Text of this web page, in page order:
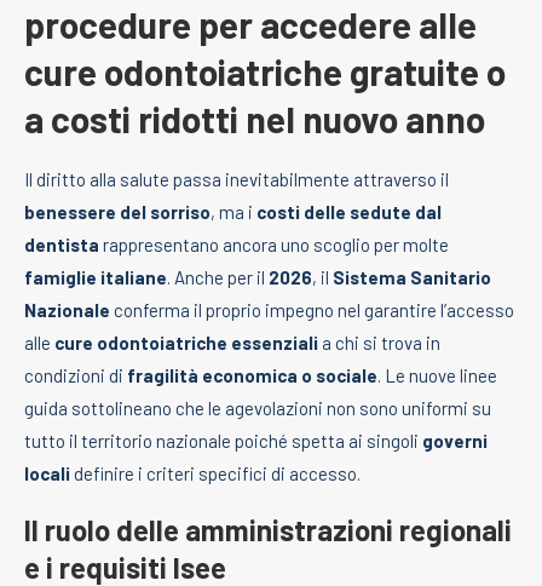
procedure per accedere alle
cure odontoiatriche gratuite o
a costi ridotti nel nuovo anno
Il diritto alla salute passa inevitabilmente attraverso il
benessere del sorriso, ma i costi delle sedute dal
dentista rappresentano ancora uno scoglio per molte
famiglie italiane. Anche per il 2026, il Sistema Sanitario
Nazionale conferma il proprio impegno nel garantire l’accesso
alle cure odontoiatriche essenziali a chi si trova in
condizioni di fragilità economica o sociale. Le nuove linee
guida sottolineano che le agevolazioni non sono uniformi su
tutto il territorio nazionale poiché spetta ai singoli governi
localidefinire i criteri specifici di accesso.
Il ruolo delle amministrazioni regionali
e i requisiti Isee